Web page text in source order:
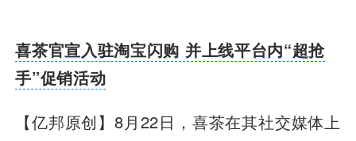
喜茶官宣入驻淘宝闪购 并上线平台内“超抢
手”促销活动
【亿邦原创】 8月22日，喜茶在其社交媒体上